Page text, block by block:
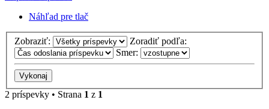
Náhľad pre tlač
Zobraziť:
Zoradiť podľa:
Smer:
2 príspevky • Strana 1 z 1